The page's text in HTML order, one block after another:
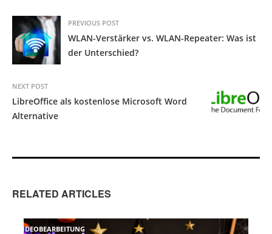
PREVIOUS POST
WLAN-Verstärker vs. WLAN-Repeater: Was ist
der Unterschied?
NEXT POST
LibreOffice als kostenlose Microsoft Word
Alternative
RELATED ARTICLES
VIDEOBEARBEITUNG